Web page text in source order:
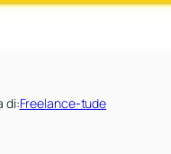
di:Freelance-tude